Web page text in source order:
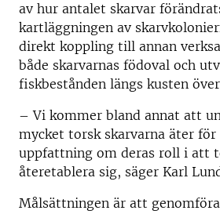
av hur antalet skarvar
kartläggningen av
direkt koppling till annan
både skarvarnas födoval och
fiskbestånden längs kusten
– Vi kommer bland annat att
mycket torsk skarvarna äter
uppfattning om deras roll i att
återetablera sig, säger Karl
Målsättningen är att